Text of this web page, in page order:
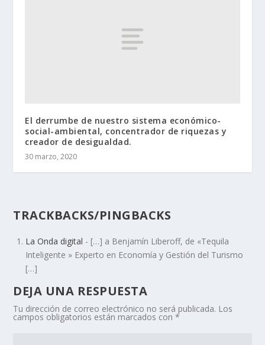
El derrumbe de nuestro sistema económico-
social-ambiental, concentrador de riquezas y
creador de desigualdad.
30 marzo, 2020
TRACKBACKS/PINGBACKS
La Onda digital - […] a Benjamín Liberoff, de «Tequila
Inteligente » Experto en Economía y Gestión del Turismo
[…]
DEJA UNA RESPUESTA
Tu dirección de correo electrónico no será publicada. Los
campos obligatorios están marcados con*